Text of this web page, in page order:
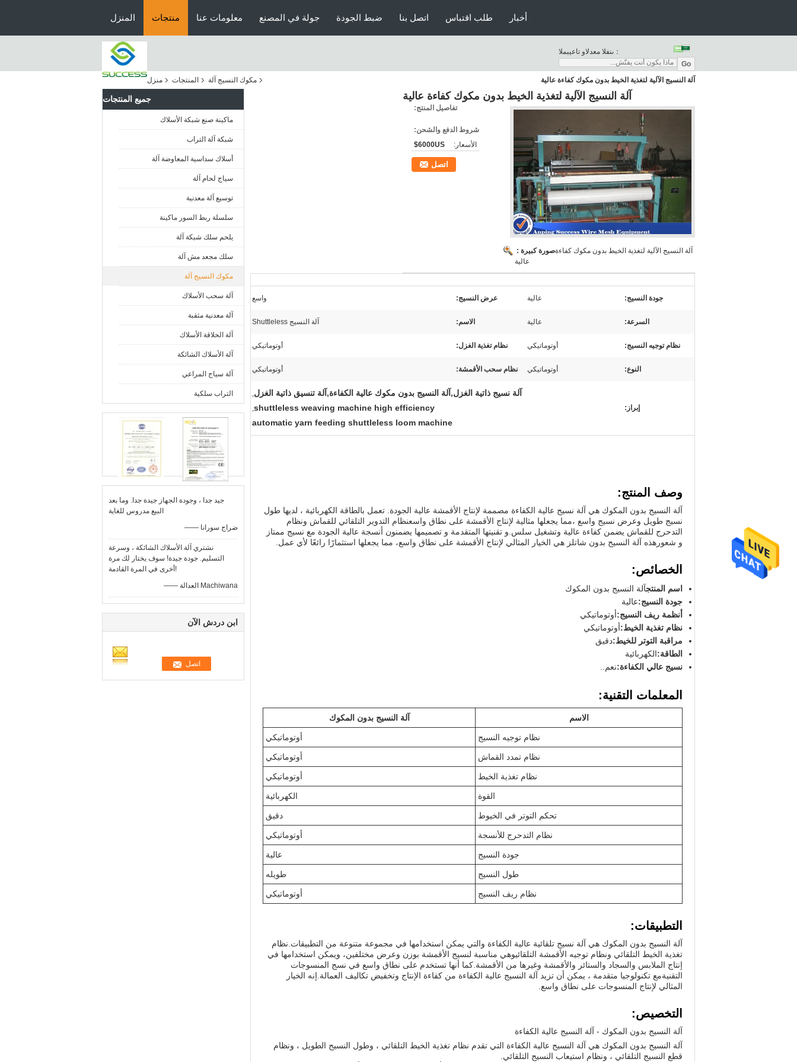
المنزل منتجات معلومات عنا جولة في المصنع ضبط الجودة اتصل بنا طلب اقتباس أخبار
المبيعات والدعم الفنى：
Go
منزل
المنتجات مكوك النسيج آلة آلة النسيج الآلية لتغذية الخيط بدون مكوك كفاءة عالية
جميع المنتجات
ماكينة صنع شبكة الأسلاك
شبكة آلة التراب
أسلاك سداسية المعاوضة آلة
سياج لحام آلة
توسيع آلة معدنية
سلسلة ربط السور ماكينة
يلحم سلك شبكة آلة
سلك مجعد مش آلة
مكوك النسيج آلة
آلة سحب الأسلاك
آلة معدنية مثقبة
آلة الحلاقة الأسلاك
آلة الأسلاك الشائكة
آلة سياج المراعي
التراب سلكية
جيد جدا ، وجودة الجهاز جيدة جدا. وما بعد
البيع مدروس للغاية
—— ضراج سورانا
نشتري آلة الأسلاك الشائكة ، وسرعة
التسليم. جودة جيدة! سوف يختار لك مرة
أخرى في المرة القادمة!
—— العدالة Machiwana
ابن دردش الآن
آلة النسيج الآلية لتغذية الخيط بدون مكوك كفاءة عالية
صورة كبيرة :آلة النسيج الآلية لتغذية الخيط بدون مكوك كفاءة
عالية
تفاصيل المنتج:
شروط الدفع والشحن:
الأسعار:
6000US$
اتصل
جودة النسيج: عالية عرض النسيج: واسع
السرعة: عالية الاسم: آلة النسيج Shuttleless
نظام توجيه النسيج: أوتوماتيكي نظام تغذية الغزل: أوتوماتيكي
النوع: أوتوماتيكي نظام سحب الأقمشة: أوتوماتيكي
إبراز:
آلة نسيج ذاتية الغزل,آلة النسيج بدون مكوك عالية الكفاءة,آلة تنسيق ذاتية الغزل,
shuttleless weaving machine high efficiency
,
automatic yarn feeding shuttleless loom machine
وصف المنتج:
آلة النسيج بدون المكوك هي آلة نسيج عالية الكفاءة مصممة لإنتاج الأقمشة عالية الجودة. تعمل بالطاقة الكهربائية ، لديها طول
نسيج طويل وعرض نسيج واسع ،مما يجعلها مثالية لإنتاج الأقمشة على نطاق واسعنظام التدوير التلقائي للقماش ونظام
التدحرج للقماش يضمن كفاءة عالية وتشغيل سلس.و تقنيتها المتقدمة و تصميمها يضمنون أنسجة عالية الجودة مع نسيج ممتاز
و شعورهذه آلة النسيج بدون شاتلز هي الخيار المثالي لإنتاج الأقمشة على نطاق واسع، مما يجعلها استثمارًا رائعًا لأي عمل.
الخصائص:
اسم المنتجآلة النسيج بدون المكوك
جودة النسيج:عالية
أنظمة ريف النسيج:أوتوماتيكي
نظام تغذية الخيط:أوتوماتيكي
مراقبة التوتر للخيط:دقيق
الطاقة:الكهربائية
نسيج عالي الكفاءة:نعم..
المعلمات التقنية:
الاسم آلة النسيج بدون المكوك
نظام توجيه النسيج أوتوماتيكي
نظام تمدد القماش أوتوماتيكي
نظام تغذية الخيط أوتوماتيكي
القوة الكهربائية
تحكم التوتر في الخيوط دقيق
نظام التدحرج للأنسجة أوتوماتيكي
جودة النسيج عالية
طول النسيج طويله
نظام ريف النسيج أوتوماتيكي
التطبيقات:
آلة النسيج بدون المكوك هي آلة نسيج تلقائية عالية الكفاءة والتي يمكن استخدامها في مجموعة متنوعة من التطبيقات.نظام
تغذية الخيط التلقائي ونظام توجيه الأقمشة التلقائيوهي مناسبة لنسيج الأقمشة بوزن وعرض مختلفين، ويمكن استخدامها في
إنتاج الملابس والسجاد والستائر والأقمشة وغيرها من الأقمشة.كما أنها تستخدم على نطاق واسع في نسج المنسوجات
التقنيةمع تكنولوجيا متقدمة ، يمكن أن تزيد آلة النسيج عالية الكفاءة من كفاءة الإنتاج وتخفيض تكاليف العمالة.إنه الخيار
المثالي لإنتاج المنسوجات على نطاق واسع.
التخصيص:
آلة النسيج بدون المكوك - آلة النسيج عالية الكفاءة
آلة النسيج بدون المكوك هي آلة النسيج عالية الكفاءة التي تقدم نظام تغذية الخيط التلقائي ، وطول النسيج الطويل ، ونظام
قطع النسيج التلقائي ، ونظام استيعاب النسيج التلقائي.